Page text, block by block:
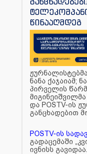
წინააღმდეგ
ნანა ქაჯაიამ;
პირველის
და POSTV-ის
განცხადებით
POSTV-ის
გადაცემაში
ივნისს გავიდაა.